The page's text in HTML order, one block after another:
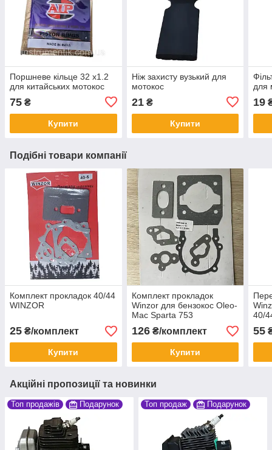
Поршневе кільце 32 х1.2
для китайських мотокос
75 ₴
Купити
Ніж захисту вузький для
мотокос
21₴
Купити
для
19
Подібні товари компанії
Комплект прокладок 40/44
WINZOR
25 ₴/комплект
Купити
Комплект прокладок
Winzor для бензокос Oleo-
Mac Sparta 753
126₴/комплект
Купити
40/
55
Акційні пропозиції та новинки
Топ продажів Подарунок Топ продаж Подарунок